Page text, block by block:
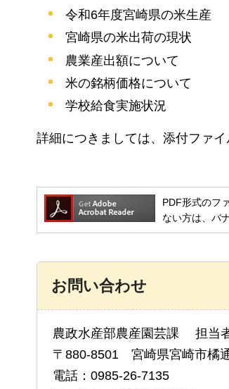
令和6年度宮崎県の米生産
宮崎県の米出荷の現状
農業産出額について
米の銘柄価格について
学校給食実施状況
詳細につきましては、添付ファイ
PDF形式のフ
ない方は、バ
お問い合わせ
農政水産部農産園芸課 担当
〒880-8501 宮崎県宮崎市橘
電話：0985-26-7135